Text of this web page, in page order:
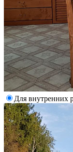
Для внутренних